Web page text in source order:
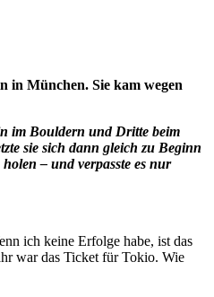
in München. Sie kam wegen
im Bouldern und Dritte beim
sie sich dann gleich zu Beginn
– und verpasste es nur
ich keine Erfolge habe, ist das
war das Ticket für Tokio. Wie